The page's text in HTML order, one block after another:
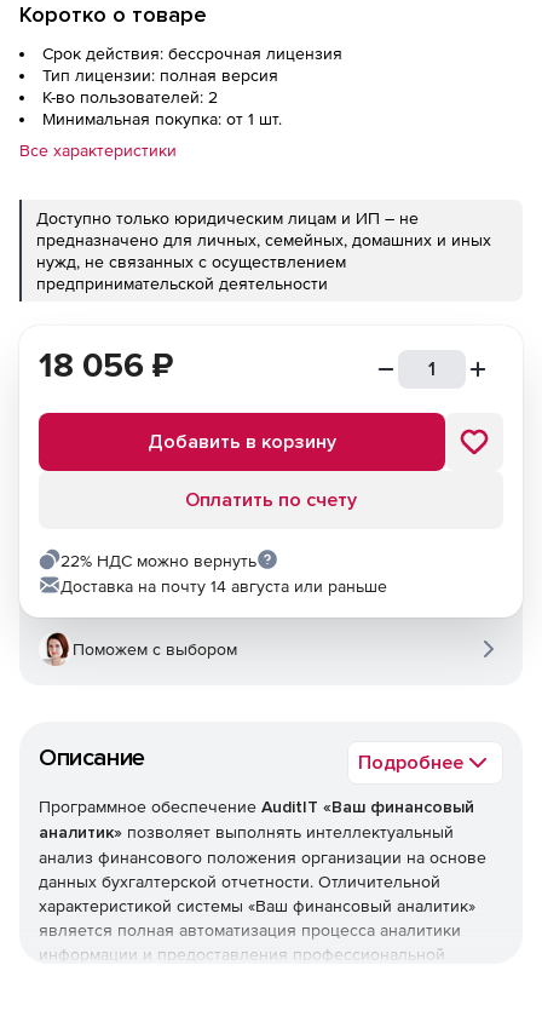
Коротко о товаре
Срок действия: бессрочная лицензия
Тип лицензии: полная версия
К-во пользователей: 2
Минимальная покупка: от 1 шт.
Все характеристики
Доступно только юридическим лицам и ИП – не
предназначено для личных, семейных, домашних и иных
нужд, не связанных с осуществлением
предпринимательской деятельности
Описание Подробнее
Программное обеспечение AuditIT «Ваш финансовый
аналитик» позволяет выполнять интеллектуальный
анализ финансового положения организации на основе
данных бухгалтерской отчетности. Отличительной
характеристикой системы «Ваш финансовый аналитик»
является полная автоматизация процесса аналитики
информации и предоставления профессиональной
18 056 ₽
Добавить в корзину
Оплатить по счету
22% НДС можно вернуть
Доставка на почту 14 августа или раньше
Поможем с выбором